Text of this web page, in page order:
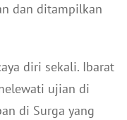
dan ditampilkan
diri sekali. Ibarat
ujian di
di Surga yang